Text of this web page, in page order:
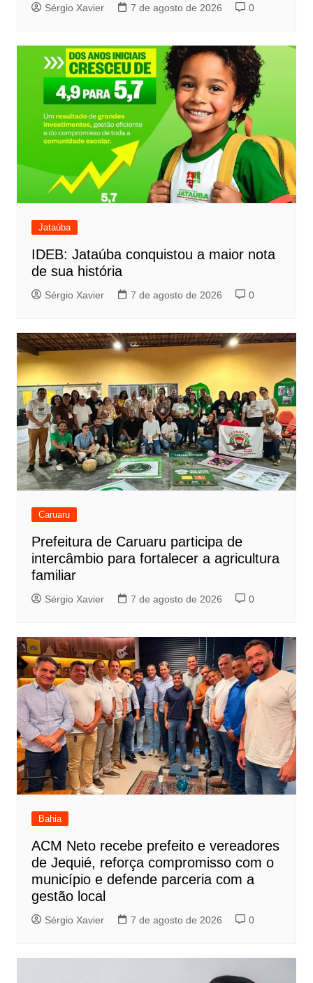
Sérgio Xavier 7 de agosto de 2026 0
Jataúba
IDEB: Jataúba conquistou a maior nota
de sua história
Sérgio Xavier 7 de agosto de 2026 0
Caruaru
Prefeitura de Caruaru participa de
intercâmbio para fortalecer a agricultura
familiar
Sérgio Xavier 7 de agosto de 2026 0
Bahia
ACM Neto recebe prefeito e vereadores
de Jequié, reforça compromisso com o
município e defende parceria com a
gestão local
Sérgio Xavier 7 de agosto de 2026 0